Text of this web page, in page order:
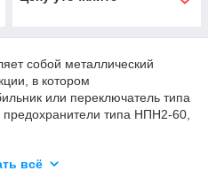
собой металлический
в котором
или переключатель типа
типа НПН2-60,
нулевых рабочих
всё